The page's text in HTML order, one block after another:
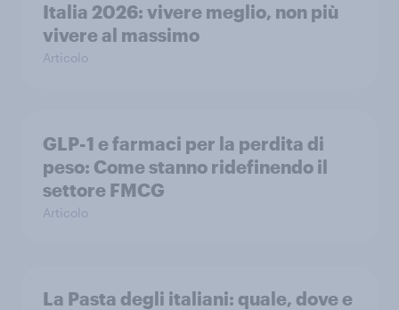
Italia 2026: vivere meglio, non più
vivere al massimo
Articolo
GLP-1 e farmaci per la perdita di
peso: Come stanno ridefinendo il
settore FMCG
Articolo
La Pasta degli italiani: quale, dove e